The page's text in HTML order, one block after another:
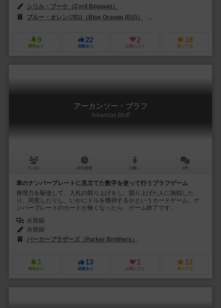
シリル・ブーケ（Cyril Bouquet）
ブルー・オレンジEU（Blue Orange (EU)）
9
興味あり
22
経験あり
2
お気に入り
18
持ってる
アーカンソー・ブラフ
Arkansas Bluff
3～6人 45分前後 12歳～ 2件
車のナンバープレートに見立てた数字を使って行うブラフゲーム
推理力を駆使して、入札の競り上げをし、競り上げた人に挑戦した
り、同意したりし、いかにドルを獲得するかというカードゲーム。ナ
ンバープレートのカードが無くなったら、ゲーム終了です...
未登録
未登録
パーカーブラザーズ（Parker Brothers）
1
興味あり
13
経験あり
1
お気に入り
12
持ってる